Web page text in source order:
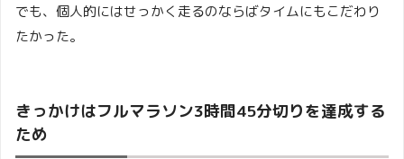
でも、個人的にはせっかく走るのならばタイムにもこだわり
たかった。
きっかけはフルマラソン3時間45分切りを達成する
ため